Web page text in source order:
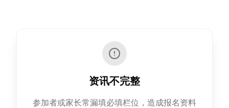
资讯不完整
参加者或家长常漏填必填栏位，造成报名资料